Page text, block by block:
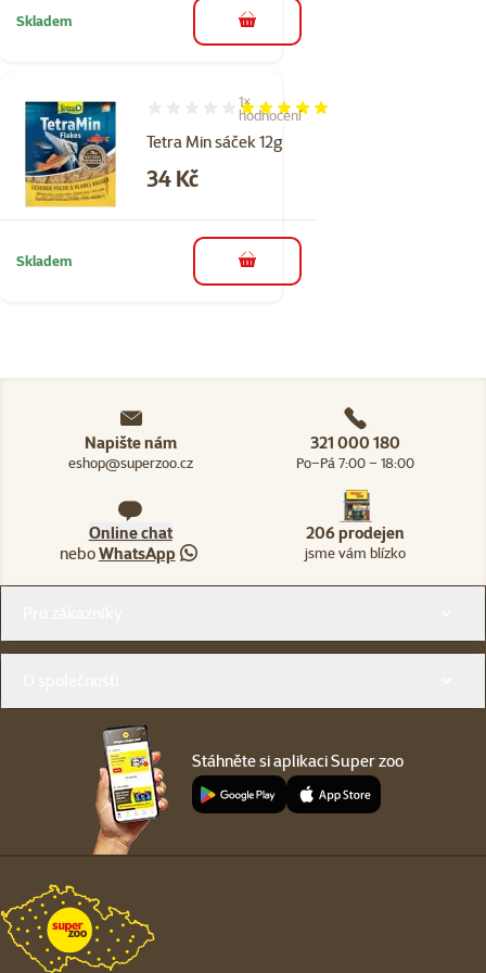
Skladem do košíku
Tetra Min sáček 12g
Hodnocení 100%, počet hodnocení: 1
1×
hodnocení
Cena
34 Kč
Skladem do košíku
Napište nám
eshop@superzoo.cz
321 000 180
Po–Pá 7:00 – 18:00
Online chat
neboWhatsApp
206 prodejen
jsme vám blízko
Stáhněte si aplikaci Super zoo